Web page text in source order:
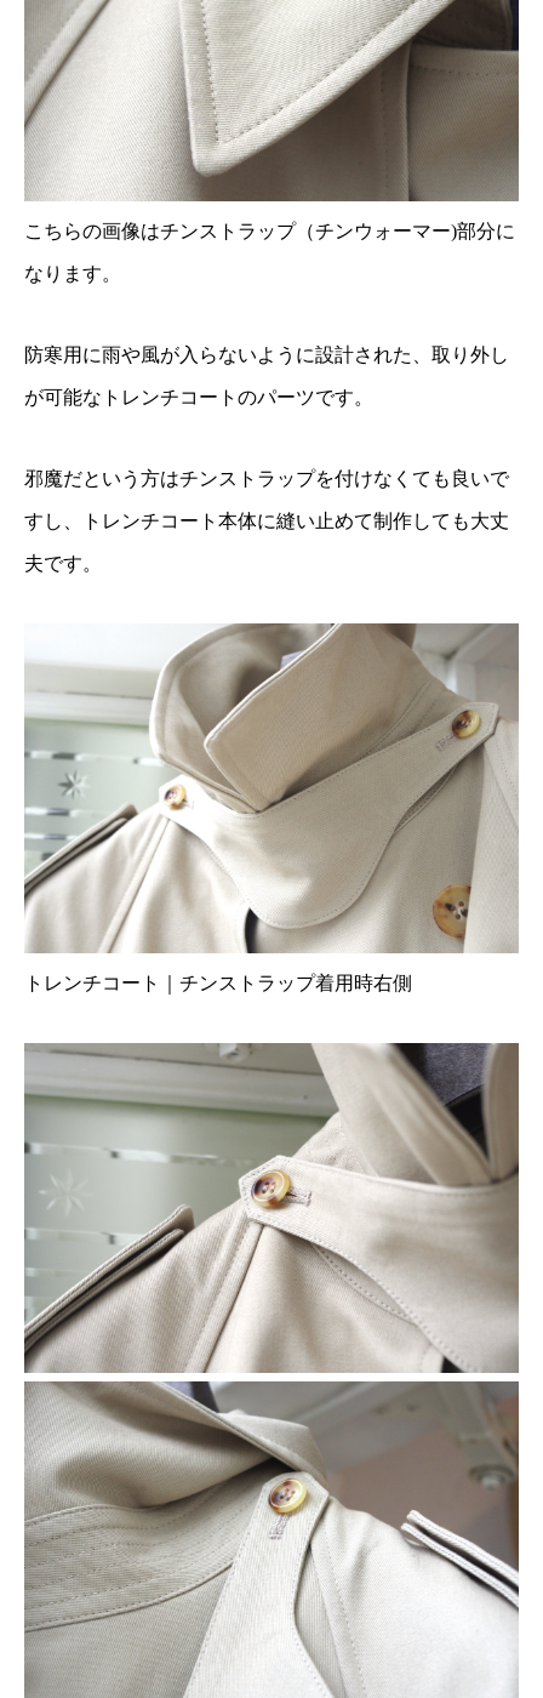
こちらの画像はチンストラップ（チンウォーマー)部分に
なります。
防寒用に雨や風が入らないように設計された、取り外し
が可能なトレンチコートのパーツです。
邪魔だという方はチンストラップを付けなくても良いで
すし、トレンチコート本体に縫い止めて制作しても大丈
夫です。
トレンチコート｜チンストラップ着用時右側